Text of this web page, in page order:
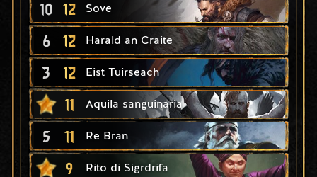
10 12 Sove
6 12 Harald an Craite
3 12 Eist Tuirseach
11 Aquila sanguinaria
5 11 Re Bran
9 Rito di Sigrdrifa